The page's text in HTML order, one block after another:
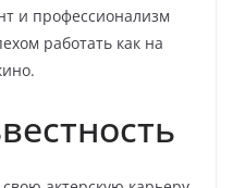
и профессионализм
работать как на